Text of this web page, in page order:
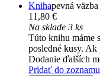
Knihapevná väzba
11,80 €
Na sklade 3 ks
Túto knihu máme
posledné kusy.
Dodanie ďalších
Pridať do zoznamu